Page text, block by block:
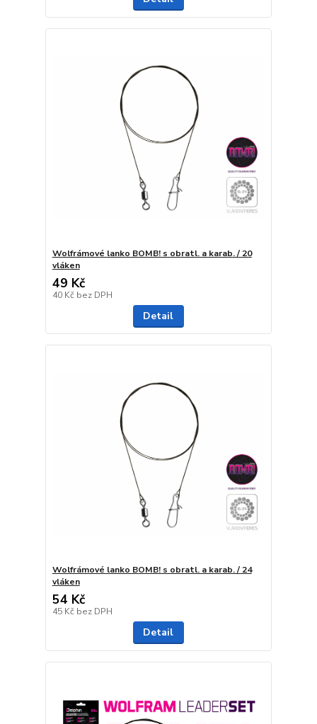
Wolfrámové lanko BOMB! s obratl. a karab. / 20
vláken
49 Kč
40 Kč bez DPH
Detail
Wolfrámové lanko BOMB! s obratl. a karab. / 24
vláken
54 Kč
45 Kč bez DPH
Detail